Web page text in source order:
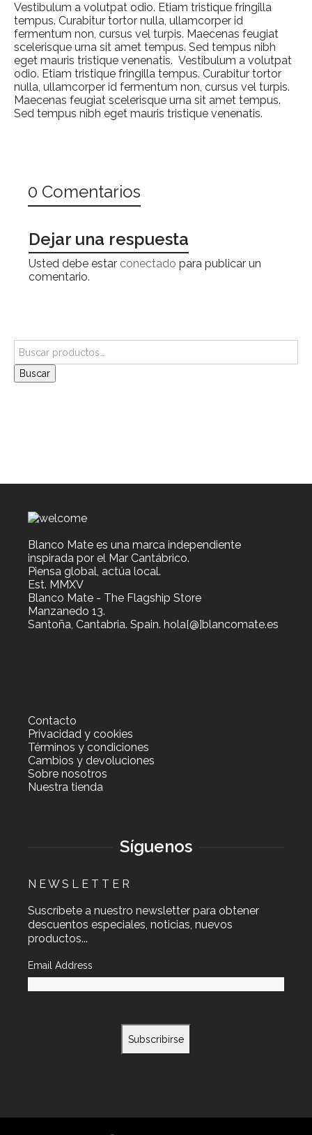
Vestibulum a volutpat odio. Etiam tristique fringilla
tempus. Curabitur tortor nulla, ullamcorper id
fermentum non, cursus vel turpis. Maecenas feugiat
scelerisque urna sit amet tempus. Sed tempus nibh
eget mauris tristique venenatis. Vestibulum a volutpat
odio. Etiam tristique fringilla tempus. Curabitur tortor
nulla, ullamcorper id fermentum non, cursus vel turpis.
Maecenas feugiat scelerisque urna sit amet tempus.
Sed tempus nibh eget mauris tristique venenatis.
0 Comentarios
Dejar una respuesta
Usted debe estar conectado para publicar un
comentario.
Buscar
Blanco Mate es una marca independiente
inspirada por el Mar Cantábrico.
Piensa global, actúa local.
Est. MMXV
Blanco Mate - The Flagship Store
Manzanedo 13.
Santoña, Cantabria. Spain. hola[@]blancomate.es
Contacto
Privacidad y cookies
Términos y condiciones
Cambios y devoluciones
Sobre nosotros
Nuestra tienda
Síguenos
N E W S L E T T E R
Suscríbete a nuestro newsletter para obtener
descuentos especiales, noticias, nuevos
productos...
Email Address